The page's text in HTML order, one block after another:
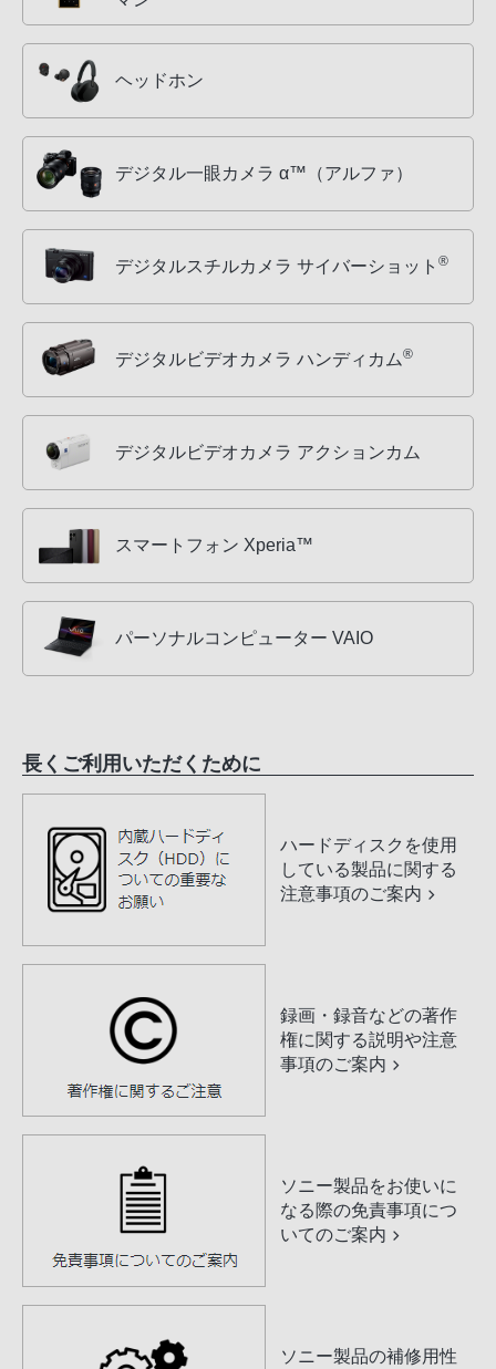
ヘッドホン
デジタル一眼カメラ α™（アルファ）
デジタルスチルカメラ サイバーショット ®
デジタルビデオカメラ ハンディカム®
デジタルビデオカメラ アクションカム
スマートフォン Xperia™
パーソナルコンピューター VAIO
長くご利用いただくために
ハードディスクを使用
している製品に関する
注意事項のご案内
録画・録音などの著作
権に関する説明や注意
事項のご案内
ソニー製品をお使いに
なる際の免責事項につ
いてのご案内
ソニー製品の補修用性